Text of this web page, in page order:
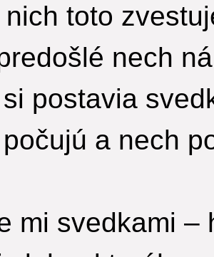
nich toto
nech
postavia
a nech
mi svedkami –